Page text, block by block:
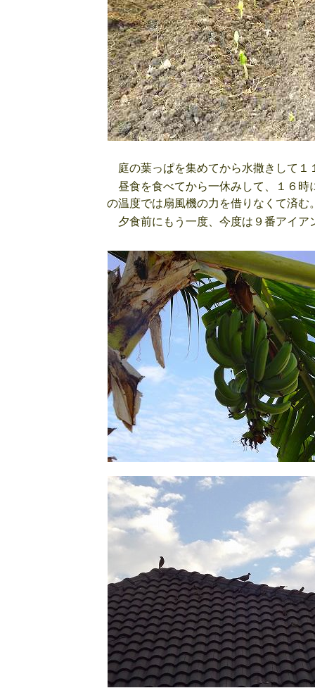
庭の葉っぱを集めてから水撒きして１
昼食を食べてから一休みして、１６時
の温度では扇風機の力を借りなくて済む
夕食前にもう一度、今度は９番アイ